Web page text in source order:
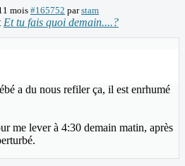
mois #165752 parstam
Et tu fais quoi demain....?
a du nous refiler ça, il est enrhumé
me lever à 4:30 demain matin, après